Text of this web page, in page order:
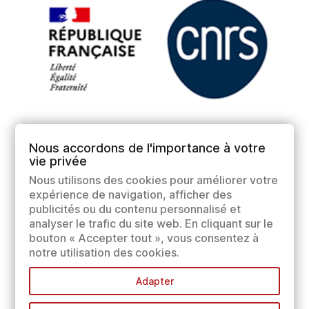
Nous accordons de l'importance à votre
vie privée
Nous utilisons des cookies pour améliorer votre
expérience de navigation, afficher des
publicités ou du contenu personnalisé et
analyser le trafic du site web. En cliquant sur le
bouton « Accepter tout », vous consentez à
notre utilisation des cookies.
Adapter